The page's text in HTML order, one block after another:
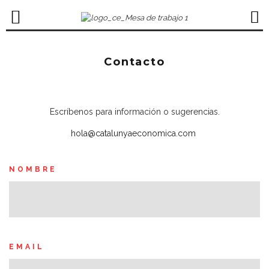
Contacto
Escríbenos para información o sugerencias.
hola@catalunyaeconomica.com
NOMBRE
EMAIL